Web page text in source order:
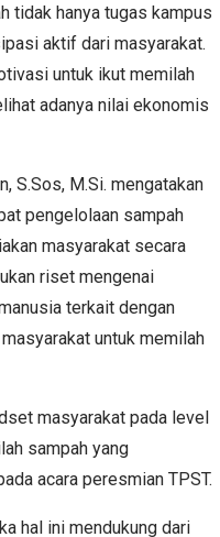
tidak hanya tugas kampus
aktif dari masyarakat.
untuk ikut memilah
adanya nilai ekonomis
S.Sos, M.Si. mengatakan
pengelolaan sampah
masyarakat secara
riset mengenai
terkait dengan
untuk memilah
masyarakat pada level
sampah yang
acara peresmian TPST.
hal ini mendukung dari